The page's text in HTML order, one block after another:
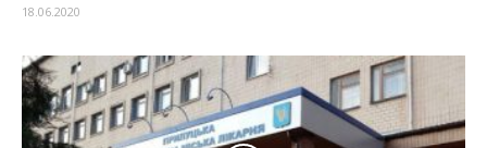
18.06.2020